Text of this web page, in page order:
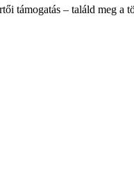
támogatás – találd meg a